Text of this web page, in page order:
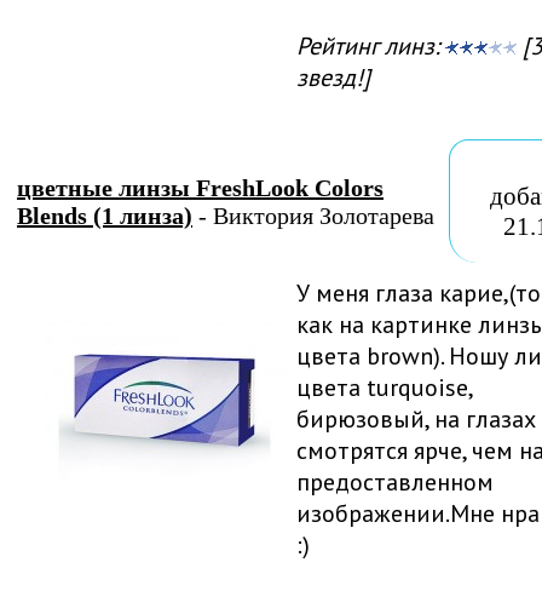
Рейтинг линз:
звезд!]
цветные линзы FreshLook Colors
Blends (1 линза) - Виктория Золотарева
У меня глаза
как на картинке
цвета brown). Ношу
цвета turquoise,
бирюзовый, на глазах
смотрятся ярче, чем
предоставленном
изображении.Мне
:)